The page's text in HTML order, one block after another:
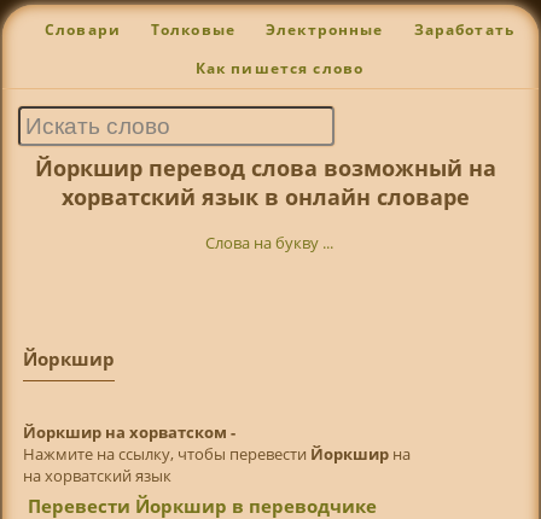
Словари Толковые Электронные Заработать
Как пишется слово
Йоркшир перевод слова возможный на
хорватский язык в онлайн словаре
Слова на букву ...
Йоркшир
Йоркшир на хорватском -
Нажмите на ссылку, чтобы перевести Йоркширна
на хорватский язык
Перевести Йоркшир в переводчике